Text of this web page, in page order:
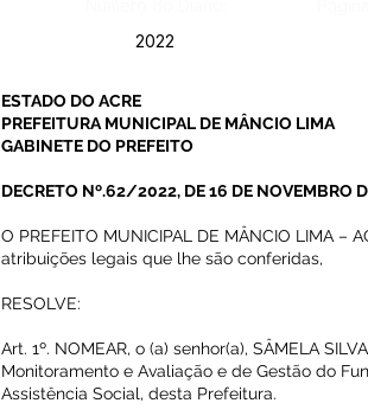
2022
ESTADO DO ACRE
PREFEITURA MUNICIPAL DE MÂNCIO LIMA
GABINETE DO PREFEITO
DECRETO Nº.62/2022, DE 16 DE NOVEMBRO
O PREFEITO MUNICIPAL DE MÂNCIO LIMA –
atribuições legais que lhe são conferidas,
RESOLVE:
Art. 1º. NOMEAR, o (a) senhor(a), SÂMELA
Monitoramento e Avaliação e de Gestão do
Assistência Social, desta Prefeitura.